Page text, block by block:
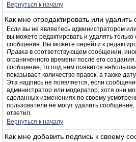
Вернуться к началу
Как мне отредактировать или
Если вы не являетесь администратором
вы можете редактировать и удалять только
сообщения. Вы можете перейти к
Правка в соответствующем сообщении,
ограниченного времени после его
сообщение, то под ним появится
показывает количество правок, а также
Эта надпись не появляется, если
администратор или модератор, хотя они
сделанных изменениях по своему
пользователи не могут удалить сообщение,
ответил.
Вернуться к началу
Как мне добавить подпись к своему